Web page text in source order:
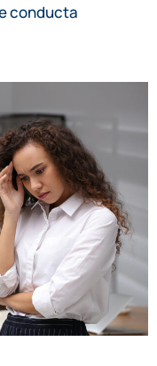
conducta